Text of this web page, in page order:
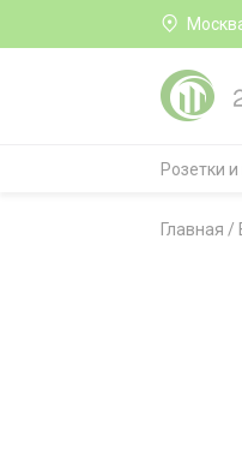
Розетки
Главная /